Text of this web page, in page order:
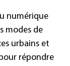
numérique
modes de
urbains et
répondre